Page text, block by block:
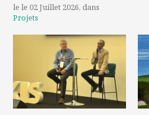
le le 02 Juillet 2026, dans
Projets